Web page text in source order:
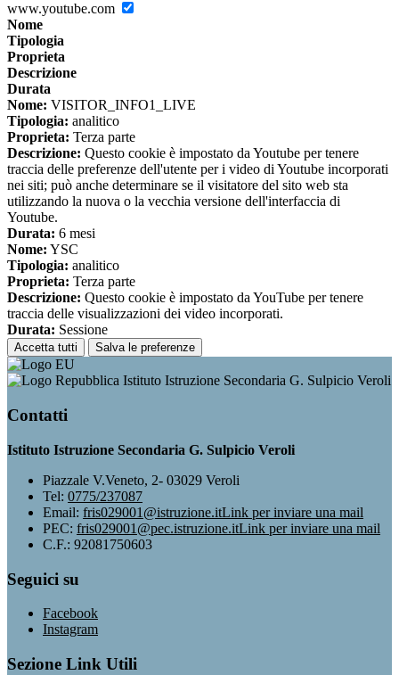
www.youtube.com
Nome
Tipologia
Proprieta
Descrizione
Durata
Nome: VISITOR_INFO1_LIVE
Tipologia: analitico
Proprieta: Terza parte
Descrizione: Questo cookie è impostato da Youtube per tenere
traccia delle preferenze dell'utente per i video di Youtube incorporati
nei siti; può anche determinare se il visitatore del sito web sta
utilizzando la nuova o la vecchia versione dell'interfaccia di
Youtube.
Durata: 6 mesi
Nome: YSC
Tipologia: analitico
Proprieta: Terza parte
Descrizione: Questo cookie è impostato da YouTube per tenere
traccia delle visualizzazioni dei video incorporati.
Durata: Sessione
Accetta tutti Salva le preferenze
Istituto Istruzione Secondaria G. Sulpicio Veroli
Contatti
Istituto Istruzione Secondaria G. Sulpicio Veroli
Piazzale V.Veneto, 2- 03029 Veroli
Tel: 0775/237087
Email: fris029001@istruzione.itLink per inviare una mail
PEC: fris029001@pec.istruzione.itLink per inviare una mail
C.F.: 92081750603
Seguici su
Facebook
Instagram
Sezione Link Utili